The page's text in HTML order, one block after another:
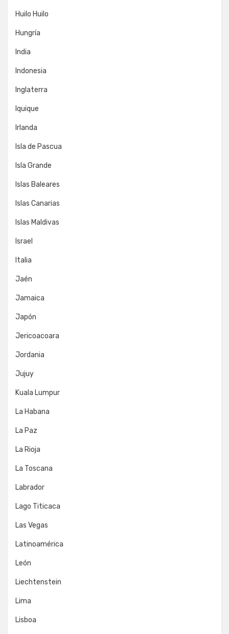
Huilo Huilo
Hungría
India
Indonesia
Inglaterra
Iquique
Irlanda
Isla de Pascua
Isla Grande
Islas Baleares
Islas Canarias
Islas Maldivas
Israel
Italia
Jaén
Jamaica
Japón
Jericoacoara
Jordania
Jujuy
Kuala Lumpur
La Habana
La Paz
La Rioja
La Toscana
Labrador
Lago Titicaca
Las Vegas
Latinoamérica
León
Liechtenstein
Lima
Lisboa